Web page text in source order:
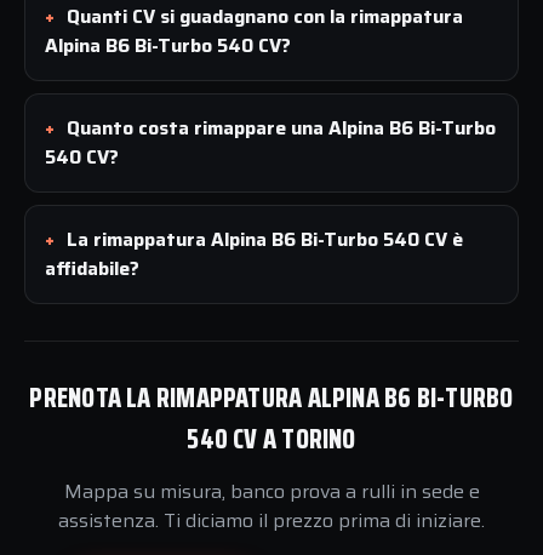
Quanti CV si guadagnano con la rimappatura
Alpina B6 Bi-Turbo 540 CV?
Quanto costa rimappare una Alpina B6 Bi-Turbo
540 CV?
La rimappatura Alpina B6 Bi-Turbo 540 CV è
affidabile?
PRENOTA LA RIMAPPATURA ALPINA B6 BI-TURBO
540 CV A TORINO
Mappa su misura, banco prova a rulli in sede e
assistenza. Ti diciamo il prezzo prima di iniziare.